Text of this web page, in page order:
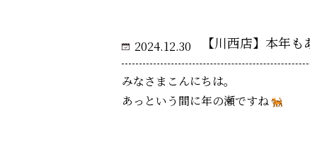
2024.12.30 【川西店】本年
みなさまこんにちは。
あっという間に年の瀬ですね